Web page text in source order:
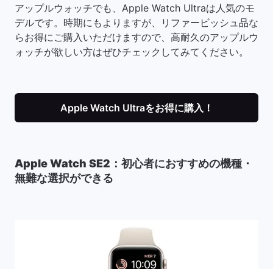
アップルウォッチでも、Apple Watch Ultraは人気のモ
デルです。時期にもよりますが、リファービッシュ品な
らお得にご購入いただけますので、高耐久のアップルウ
ォッチが欲しい方はぜひチェックしてみてください。
Apple Watch Ultraをお得に購入！
Apple Watch SE2：初心者におすすめの機種・
無難な選択ができる